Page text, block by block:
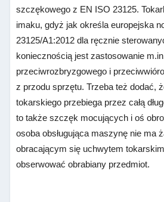
szczękowego z EN ISO 23125.
imaku, gdyż jak określa europejska
23125/A1:2012 dla ręcznie
koniecznością jest zastosowanie
przeciwrozbryzgowego i
z przodu sprzętu. Trzeba też dodać,
tokarskiego przebiega przez całą
to także szczęk mocujących i oś
osoba obsługująca maszynę nie ma
obracającym się uchwytem
obserwować obrabiany przedmiot.